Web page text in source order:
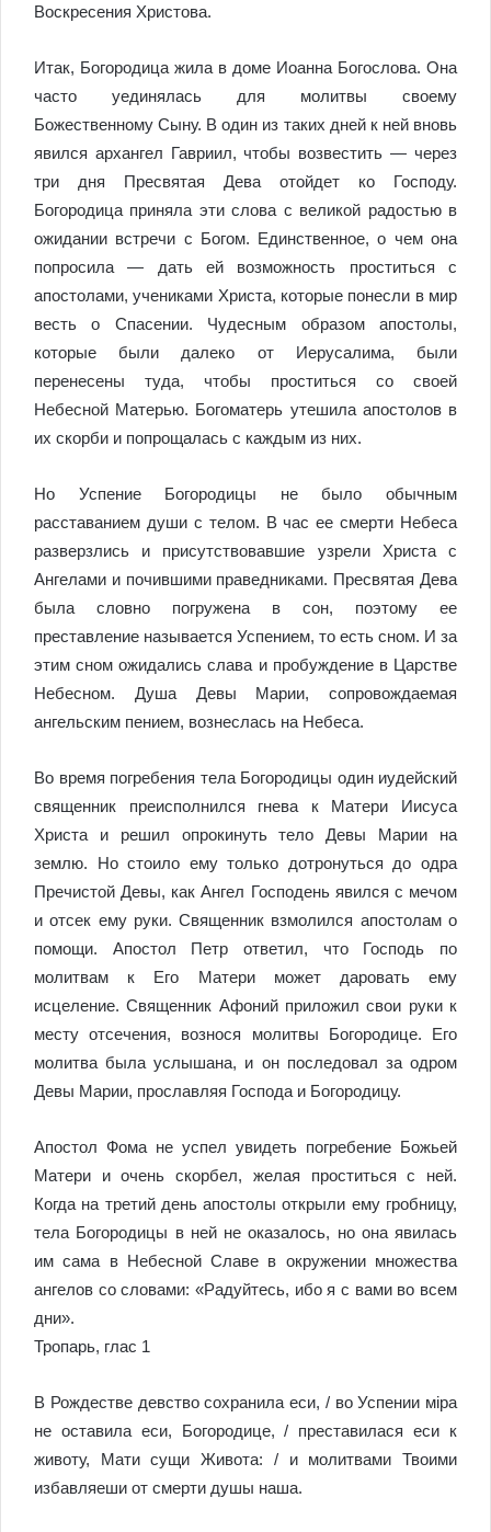
Воскресения Христова.
Итак, Богородица жила в доме Иоанна Богослова. Она
часто уединялась для молитвы своему
Божественному Сыну. В один из таких дней к ней вновь
явился архангел Гавриил, чтобы возвестить — через
три дня Пресвятая Дева отойдет ко Господу.
Богородица приняла эти слова с великой радостью в
ожидании встречи с Богом. Единственное, о чем она
попросила — дать ей возможность проститься с
апостолами, учениками Христа, которые понесли в мир
весть о Спасении. Чудесным образом апостолы,
которые были далеко от Иерусалима, были
перенесены туда, чтобы проститься со своей
Небесной Матерью. Богоматерь утешила апостолов в
их скорби и попрощалась с каждым из них.
Но Успение Богородицы не было обычным
расставанием души с телом. В час ее смерти Небеса
разверзлись и присутствовавшие узрели Христа с
Ангелами и почившими праведниками. Пресвятая Дева
была словно погружена в сон, поэтому ее
преставление называется Успением, то есть сном. И за
этим сном ожидались слава и пробуждение в Царстве
Небесном. Душа Девы Марии, сопровождаемая
ангельским пением, вознеслась на Небеса.
Во время погребения тела Богородицы один иудейский
священник преисполнился гнева к Матери Иисуса
Христа и решил опрокинуть тело Девы Марии на
землю. Но стоило ему только дотронуться до одра
Пречистой Девы, как Ангел Господень явился с мечом
и отсек ему руки. Священник взмолился апостолам о
помощи. Апостол Петр ответил, что Господь по
молитвам к Его Матери может даровать ему
исцеление. Священник Афоний приложил свои руки к
месту отсечения, вознося молитвы Богородице. Его
молитва была услышана, и он последовал за одром
Девы Марии, прославляя Господа и Богородицу.
Апостол Фома не успел увидеть погребение Божьей
Матери и очень скорбел, желая проститься с ней.
Когда на третий день апостолы открыли ему гробницу,
тела Богородицы в ней не оказалось, но она явилась
им сама в Небесной Славе в окружении множества
ангелов со словами: «Радуйтесь, ибо я с вами во всем
дни».
Тропарь, глас 1
В Рождестве девство сохранила еси, / во Успении мiра
не оставила еси, Богородице, / преставилася еси к
животу, Мати сущи Живота: / и молитвами Твоими
избавляеши от смерти душы наша.